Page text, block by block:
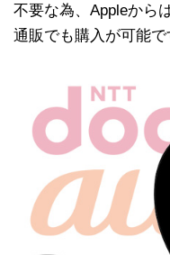
不要な為、Appleから
通販でも購入が可能で